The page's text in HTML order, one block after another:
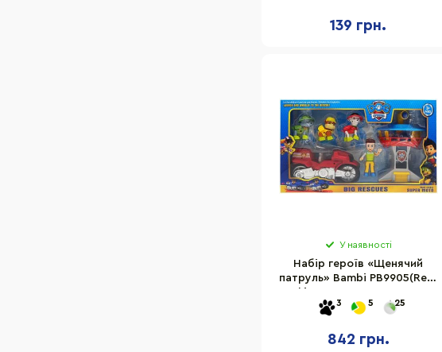
139 грн.
У наявності
Набір героїв «Щенячий
патруль» Bambi PB9905(Red)
3 5 25
842 грн.